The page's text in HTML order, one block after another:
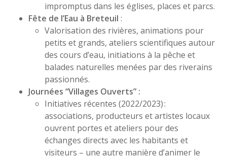
impromptus dans les églises, places et parcs.
Fête de l’Eau à Breteuil :
Valorisation des rivières, animations pour
petits et grands, ateliers scientifiques autour
des cours d’eau, initiations à la pêche et
balades naturelles menées par des riverains
passionnés.
Journées “Villages Ouverts” :
Initiatives récentes (2022/2023) :
associations, producteurs et artistes locaux
ouvrent portes et ateliers pour des
échanges directs avec les habitants et
visiteurs – une autre manière d’animer le